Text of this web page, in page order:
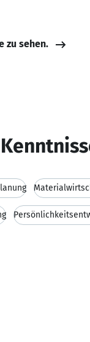
zu sehen.